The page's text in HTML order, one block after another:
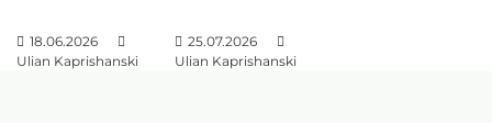
18.06.2026
Ulian Kaprishanski
25.07.2026
Ulian Kaprishanski